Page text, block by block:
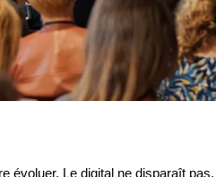
évoluer. Le digital ne disparaît